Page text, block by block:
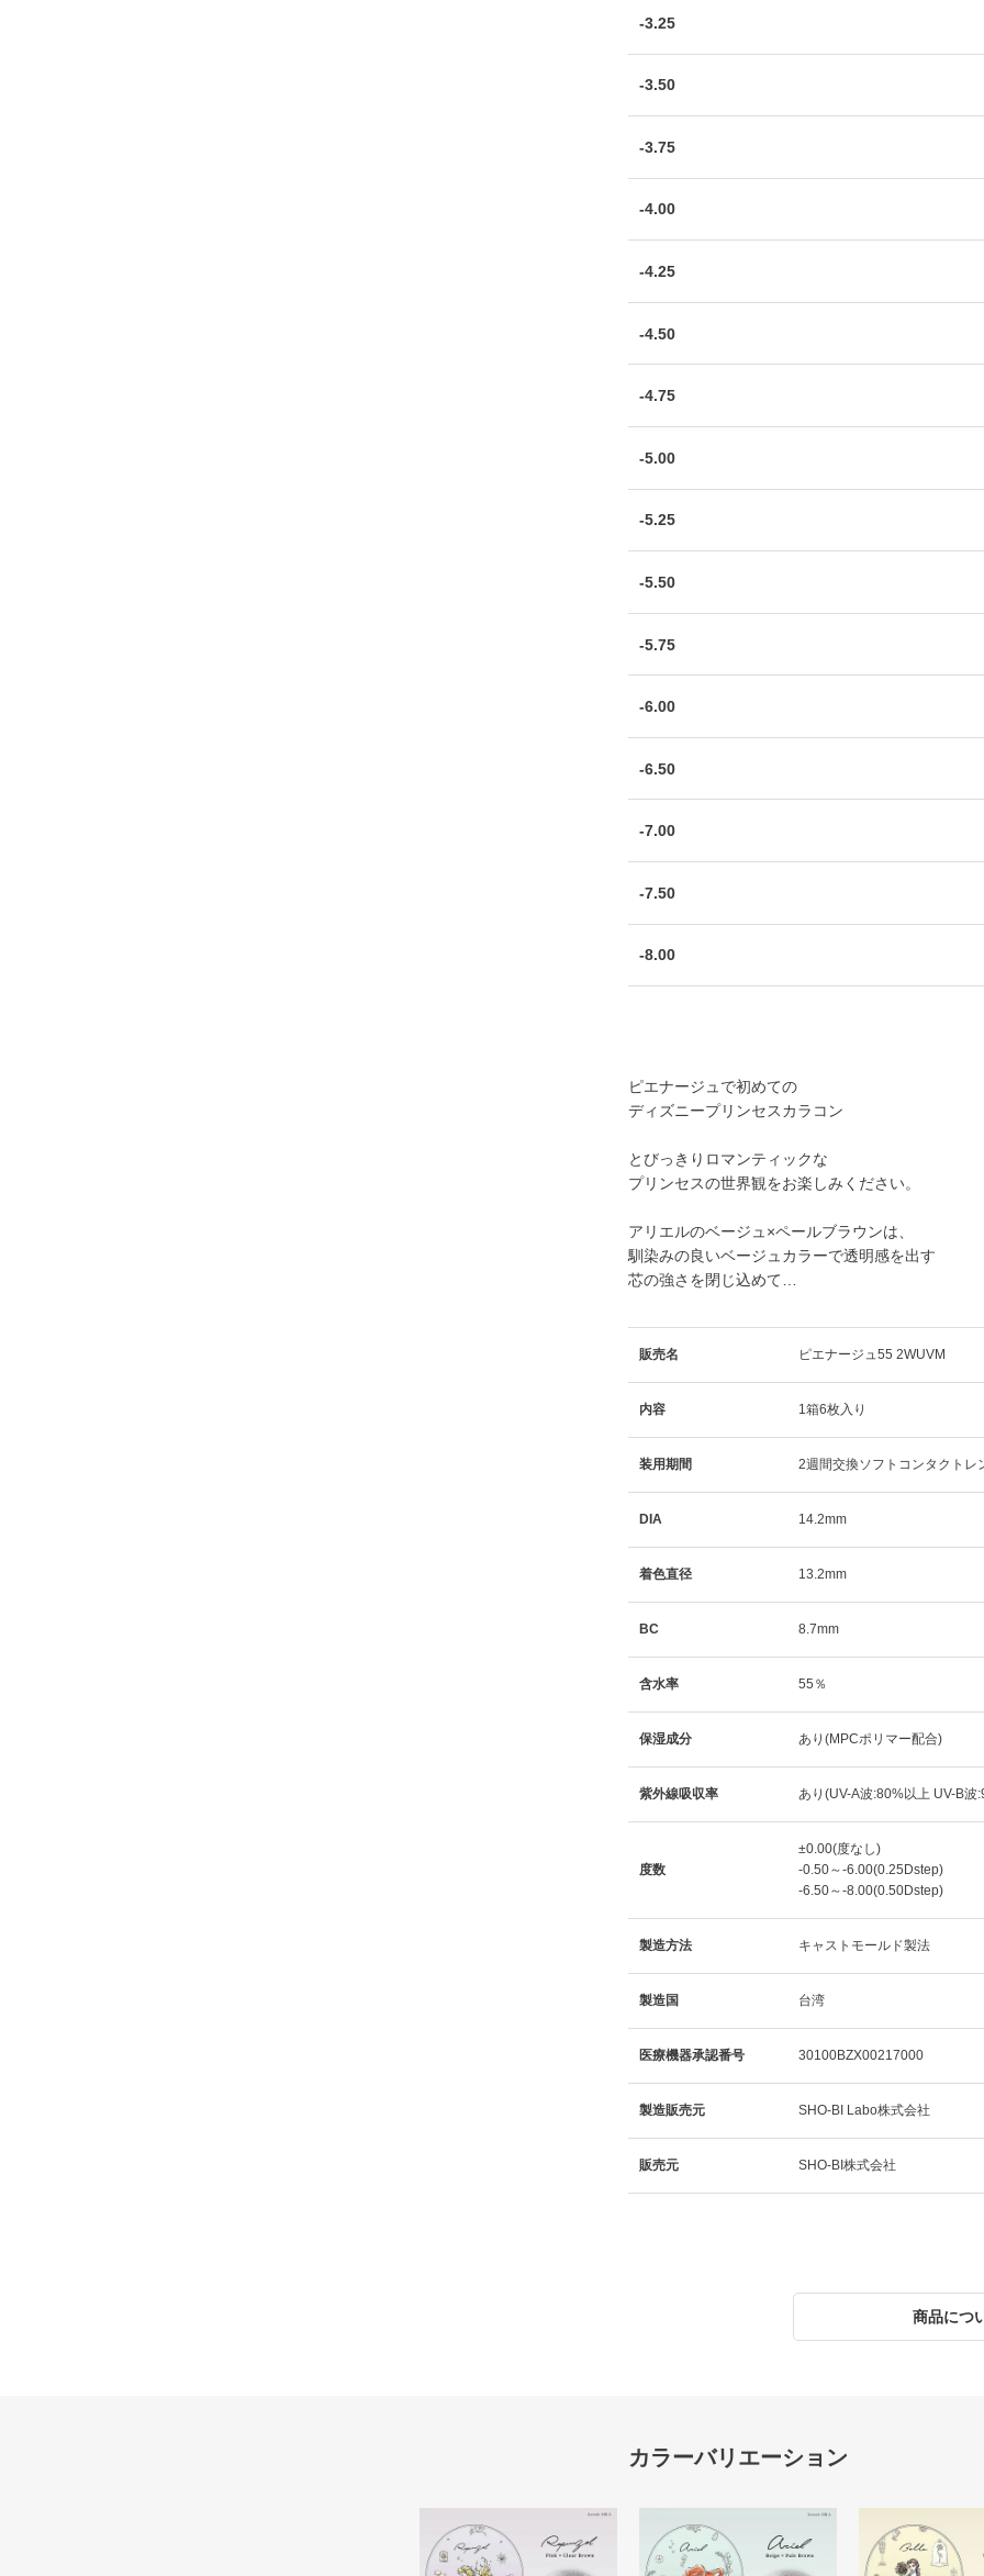
-3.25
-3.50
-3.75
-4.00
-4.25
-4.50
-4.75
-5.00
-5.25
-5.50
-5.75
-6.00
-6.50
-7.00
-7.50
-8.00
ピエナージュで初めての
ディズニープリンセスカラコン
とびっきりロマンティックな
プリンセスの世界観をお楽しみください。
アリエルのベージュ×ペールブラウンは、
馴染みの良いベージュカラーで透明感を出す
芯の強さを閉じ込めて…
販売名 ピエナージュ55 2WUVM
内容 1箱6枚入り
装用期間 2週間交換ソフトコンタクトレ
DIA 14.2mm
着色直径 13.2mm
BC 8.7mm
含水率 55％
保湿成分 あり(MPCポリマー配合)
紫外線吸収率 あり(UV-A波:80%以上 UV-B波
度数
±0.00(度なし)
-0.50～-6.00(0.25Dstep)
-6.50～-8.00(0.50Dstep)
製造方法 キャストモールド製法
製造国 台湾
医療機器承認番号 30100BZX00217000
製造販売元 SHO-BI Labo株式会社
販売元 SHO-BI株式会社
商品につ